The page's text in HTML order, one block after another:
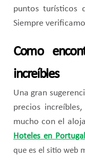
puntos turísticos
Siempre
Como
increíbles
Una gran
precios
mucho con el
Hoteles en Portugal
que es el sitio web